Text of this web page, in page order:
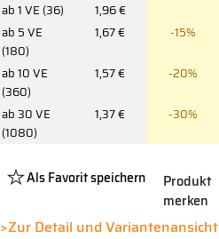
ab 1 VE (36)
1,96 €
ab 5 VE
(180)
1,67 € -15%
ab 10 VE
(360)
1,57 € -20%
ab 30 VE
(1080)
1,37 € -30%
Als Favorit speichern
Button
Produkt
merken
>Zur Detail und Variantenansicht